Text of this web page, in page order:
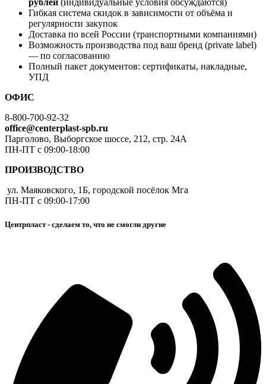
рублей (индивидуальные условия обсуждаются)
Гибкая система скидок в зависимости от объёма и
регулярности закупок
Доставка по всей России (транспортными компаниями)
Возможность производства под ваш бренд (private label)
— по согласованию
Полный пакет документов: сертификаты, накладные,
УПД
ОФИС
8-800-700-92-32
office@centerplast-spb.ru
Парголово, Выборгское шоссе, 212, стр. 24А
ПН-ПТ с 09:00-18:00
ПРОИЗВОДСТВО
ул. Маяковского, 1Б, городской посёлок Мга
ПН-ПТ с 09:00-17:00
Центрпласт - сделаем то, что не смогли другие